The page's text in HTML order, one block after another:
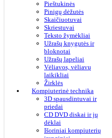
Pieštukinės
Pinigų dėžutės
Skaičiuotuvai
Skriestuvai
Teksto žymėkliai
Užrašų knygutės ir
bloknotai
Užrašų lapeliai
Vėliavos, vėliavų
laikikliai
Žirklės
Kompiuterinė technika
3D spausdintuvai ir
priedai
CD DVD diskai ir jų
dėklai
Išoriniai kompiuterių